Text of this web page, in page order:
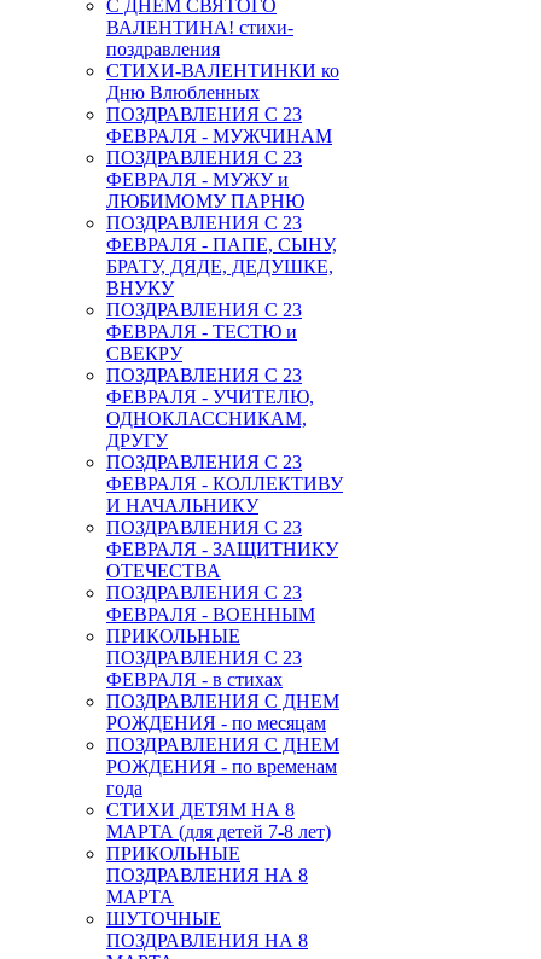
С ДНЕМ СВЯТОГО
ВАЛЕНТИНА! стихи-
поздравления
СТИХИ-ВАЛЕНТИНКИ ко
Дню Влюбленных
ПОЗДРАВЛЕНИЯ С 23
ФЕВРАЛЯ - МУЖЧИНАМ
ПОЗДРАВЛЕНИЯ С 23
ФЕВРАЛЯ - МУЖУ и
ЛЮБИМОМУ ПАРНЮ
ПОЗДРАВЛЕНИЯ С 23
ФЕВРАЛЯ - ПАПЕ, СЫНУ,
БРАТУ, ДЯДЕ, ДЕДУШКЕ,
ВНУКУ
ПОЗДРАВЛЕНИЯ С 23
ФЕВРАЛЯ - ТЕСТЮ и
СВЕКРУ
ПОЗДРАВЛЕНИЯ С 23
ФЕВРАЛЯ - УЧИТЕЛЮ,
ОДНОКЛАССНИКАМ,
ДРУГУ
ПОЗДРАВЛЕНИЯ С 23
ФЕВРАЛЯ - КОЛЛЕКТИВУ
И НАЧАЛЬНИКУ
ПОЗДРАВЛЕНИЯ С 23
ФЕВРАЛЯ - ЗАЩИТНИКУ
ОТЕЧЕСТВА
ПОЗДРАВЛЕНИЯ С 23
ФЕВРАЛЯ - ВОЕННЫМ
ПРИКОЛЬНЫЕ
ПОЗДРАВЛЕНИЯ С 23
ФЕВРАЛЯ - в стихах
ПОЗДРАВЛЕНИЯ С ДНЕМ
РОЖДЕНИЯ - по месяцам
ПОЗДРАВЛЕНИЯ С ДНЕМ
РОЖДЕНИЯ - по временам
года
СТИХИ ДЕТЯМ НА 8
МАРТА (для детей 7-8 лет)
ПРИКОЛЬНЫЕ
ПОЗДРАВЛЕНИЯ НА 8
МАРТА
ШУТОЧНЫЕ
ПОЗДРАВЛЕНИЯ НА 8